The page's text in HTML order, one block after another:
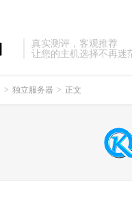
真实测评，客观推荐
让您的主机选择不再迷
> 独立服务器 > 正文